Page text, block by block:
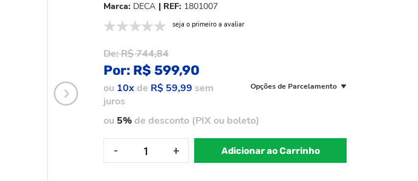
DECA 1801007
seja o primeiro a avaliar
De:R$ 744,84
Por: R$ 599,90
ou 10xde R$ 59,99 sem
juros
Opções de Parcelamento
ou 5%de desconto (PIX ou boleto)
Adicionar ao Carrinho